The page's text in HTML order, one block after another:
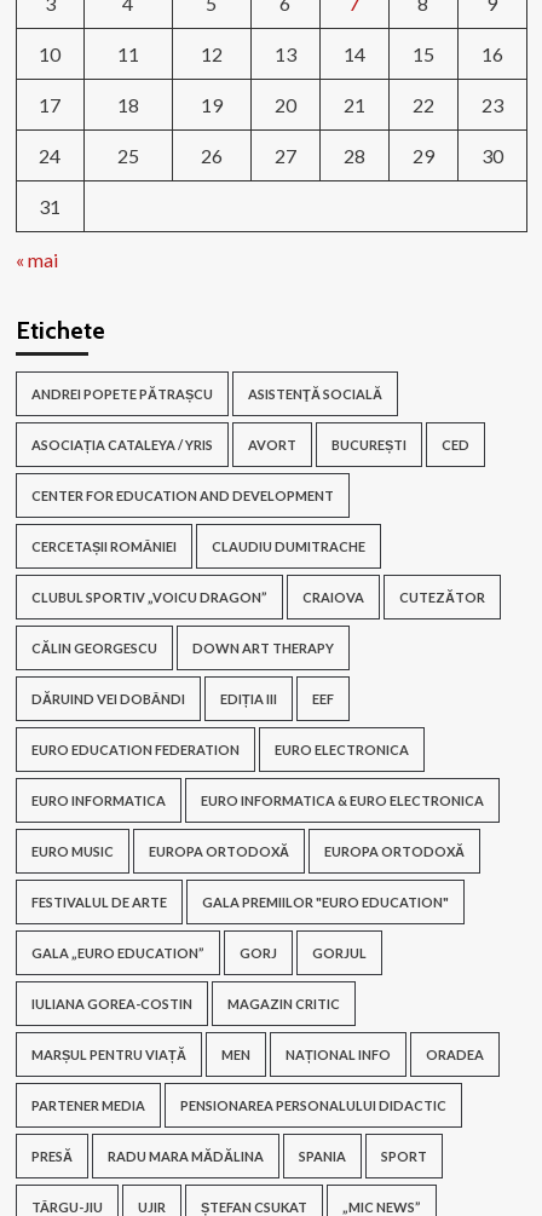
10 11 12 13 14 15 16
17 18 19 20 21 22 23
24 25 26 27 28 29 30
31
« mai
Etichete
ANDREI POPETE PĂTRAȘCU ASISTENŢĂ SOCIALĂ
ASOCIAȚIA CATALEYA / YRIS AVORT BUCUREȘTI CED
CENTER FOR EDUCATION AND DEVELOPMENT
CERCETAȘII ROMÂNIEI CLAUDIU DUMITRACHE
CLUBUL SPORTIV „VOICU DRAGON” CRAIOVA CUTEZĂTOR
CĂLIN GEORGESCU DOWN ART THERAPY
DĂRUIND VEI DOBÂNDI EDIȚIA III EEF
EURO EDUCATION FEDERATION EURO ELECTRONICA
EURO INFORMATICA EURO INFORMATICA & EURO ELECTRONICA
EURO MUSIC EUROPA ORTODOXĂ EUROPA ORTODOXĂ
FESTIVALUL DE ARTE GALA PREMIILOR "EURO EDUCATION"
GALA „EURO EDUCATION” GORJ GORJUL
IULIANA GOREA-COSTIN MAGAZIN CRITIC
MARȘUL PENTRU VIAȚĂ MEN NAȚIONAL INFO ORADEA
PARTENER MEDIA PENSIONAREA PERSONALULUI DIDACTIC
PRESĂ RADU MARA MĂDĂLINA SPANIA SPORT
TÂRGU-JIU UJIR ȘTEFAN CSUKAT „MIC NEWS”